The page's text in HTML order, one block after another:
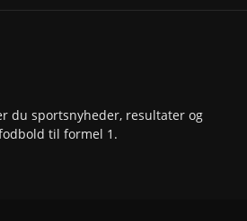
du sportsnyheder, resultater og
til formel 1.